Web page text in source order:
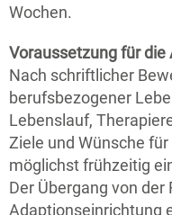
Wochen.
Voraussetzung für die
Nach schriftlicher
berufsbezogener
Lebenslauf,
Ziele und Wünsche
möglichst frühzeitig
Der Übergang von der
Adaptionseinrichtung